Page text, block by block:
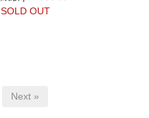
SOLD OUT
Next »